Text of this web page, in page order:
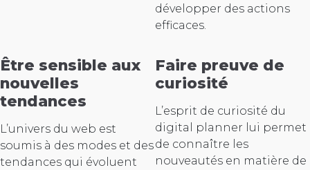
développer des actions
efficaces.
Être sensible aux
nouvelles
tendances
L’univers du web est
soumis à des modes et des
tendances qui évoluent
Faire preuve de
curiosité
L’esprit de curiosité du
digital planner lui permet
de connaître les
nouveautés en matière de